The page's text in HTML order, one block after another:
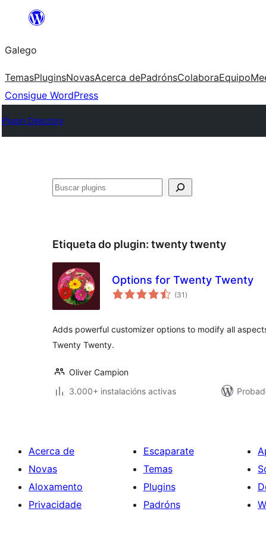
Saltar
contido
Galego
TemasPluginsNovasAcerca dePadrónsColaboraEquipo
Consigue WordPress
Plugin Directory
Buscar
Etiqueta do plugin: twenty twenty
Options for Twenty Twenty
(31 valoracións
totais
)
Adds powerful customizer options to modify all
Twenty Twenty.
Oliver Campion
3.000+ instalacións activas
Acerca de
Novas
Aloxamento
Privacidade
Escaparate
Temas
Plugins
Padróns